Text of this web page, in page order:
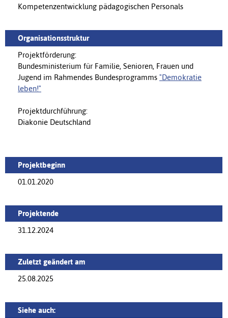
Kompetenzentwicklung pädagogischen Personals
Organisationsstruktur
Projektförderung:
Bundesministerium für Familie, Senioren, Frauen und
Jugend im Rahmendes Bundesprogramms "Demokratie
leben!"
Projektdurchführung:
Diakonie Deutschland
Projektbeginn
01.01.2020
Projektende
31.12.2024
Zuletzt geändert am
25.08.2025
Siehe auch: